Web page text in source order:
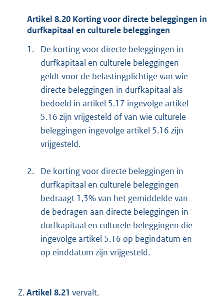
Artikel 8.20 Korting voor directe beleggingen in
durfkapitaal en culturele beleggingen
1.
De korting voor directe beleggingen in
durfkapitaal en culturele beleggingen
geldt voor de belastingplichtige van wie
directe beleggingen in durfkapitaal als
bedoeld in artikel 5.17 ingevolge artikel
5.16 zijn vrijgesteld of van wie culturele
beleggingen ingevolge artikel 5.16 zijn
vrijgesteld.
2.
De korting voor directe beleggingen in
durfkapitaal en culturele beleggingen
bedraagt 1,3% van het gemiddelde van
de bedragen aan directe beleggingen in
durfkapitaal en culturele beleggingen die
ingevolge artikel 5.16 op begindatum en
op einddatum zijn vrijgesteld.
Z.Artikel 8.21 vervalt.